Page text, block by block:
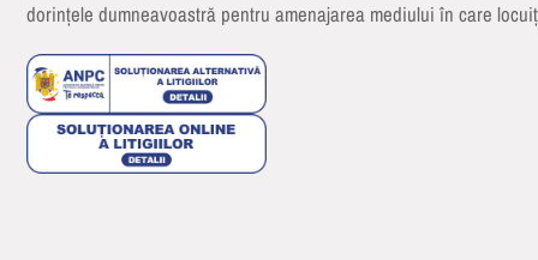
dorințele dumneavoastră pentru amenajarea mediului în care